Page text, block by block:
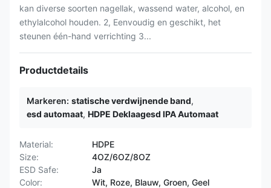
kan diverse soorten nagellak, wassend water, alcohol, en
ethylalcohol houden. 2, Eenvoudig en geschikt, het
steunen één-hand verrichting 3...
Productdetails
Markeren: statische verdwijnende band,
esd automaat, HDPE Deklaagesd IPA Automaat
Material:
HDPE
Size:
4OZ/6OZ/8OZ
ESD Safe:
Ja
Color:
Wit, Roze, Blauw, Groen, Geel